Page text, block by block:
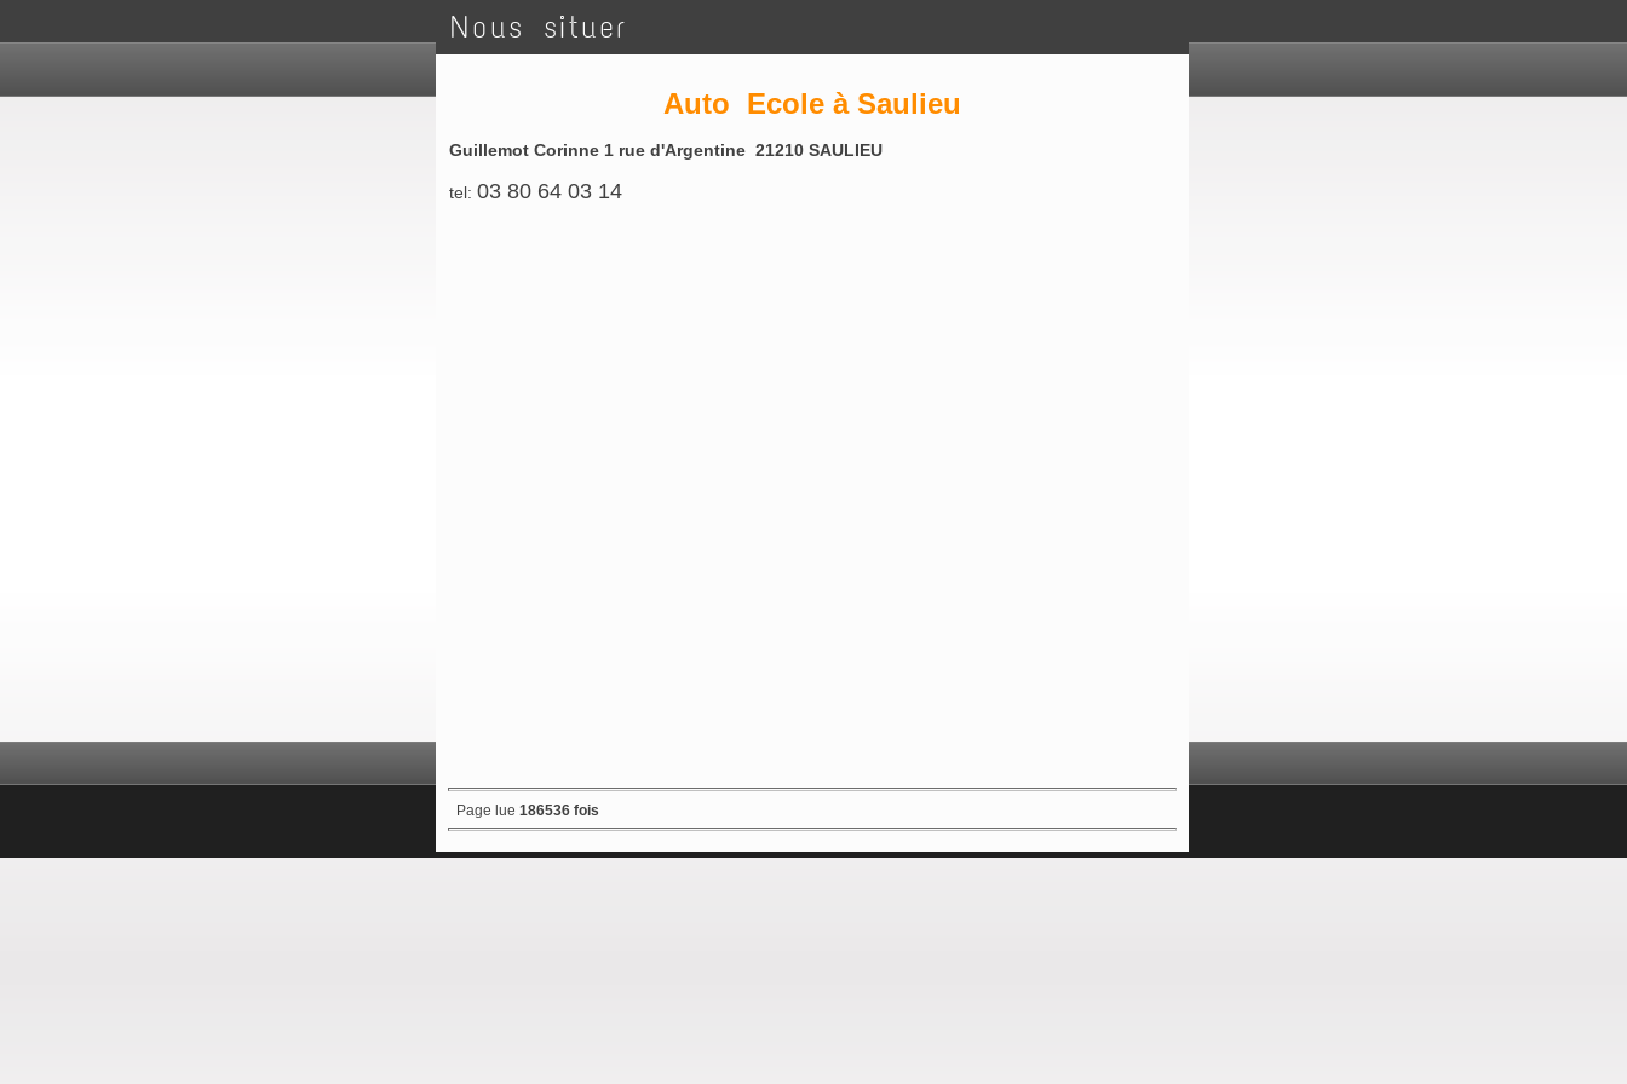
Nous situer
Auto Ecole à Saulieu
Guillemot Corinne 1 rue d'Argentine 21210 SAULIEU
tel:03 80 64 03 14
Page lue186536 fois